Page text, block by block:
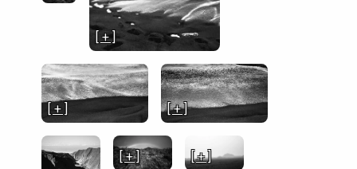
[ + ]
[ + ] [ + ]
[ + ] [ + ]